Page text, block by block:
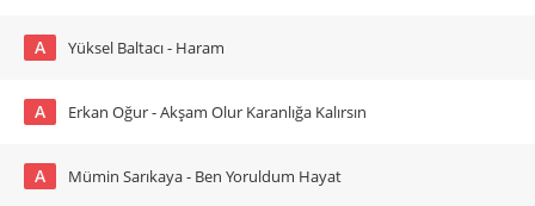
A Yüksel Baltacı - Haram
A Erkan Oğur - Akşam Olur Karanlığa Kalırsın
A Mümin Sarıkaya - Ben Yoruldum Hayat